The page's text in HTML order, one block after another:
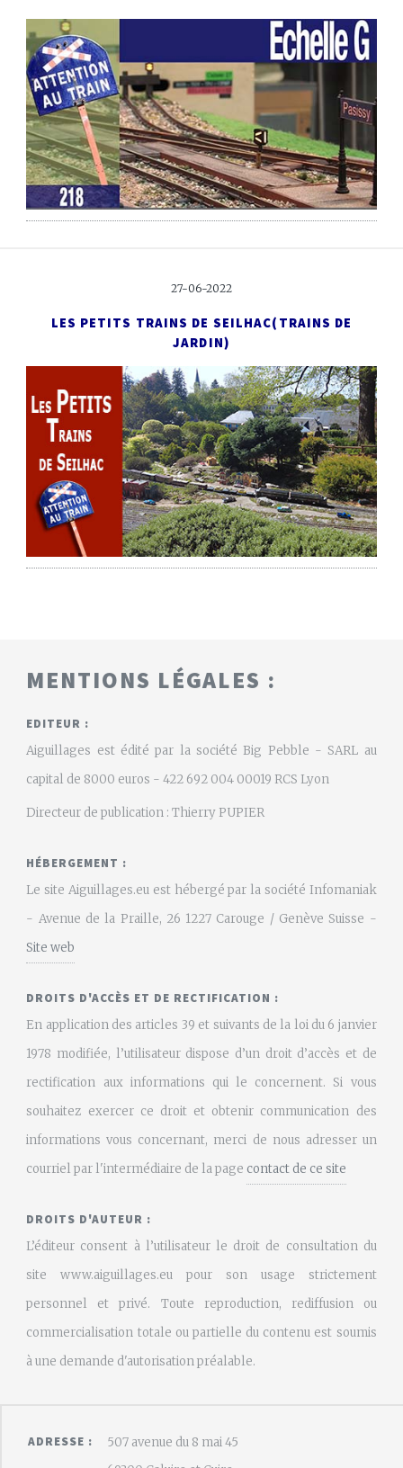
27-06-2022
LES PETITS TRAINS DE SEILHAC(TRAINS DE
JARDIN)
MENTIONS LÉGALES :
EDITEUR :
Aiguillages est édité par la société Big Pebble - SARL au
capital de 8000 euros - 422 692 004 00019 RCS Lyon
Directeur de publication : Thierry PUPIER
HÉBERGEMENT :
Le site Aiguillages.eu est hébergé par la société Infomaniak
- Avenue de la Praille, 26 1227 Carouge / Genève Suisse -
Site web
DROITS D'ACCÈS ET DE RECTIFICATION :
En application des articles 39 et suivants de la loi du 6 janvier
1978 modifiée, l’utilisateur dispose d’un droit d’accès et de
rectification aux informations qui le concernent. Si vous
souhaitez exercer ce droit et obtenir communication des
informations vous concernant, merci de nous adresser un
courriel par l'intermédiaire de la page contact de ce site
DROITS D'AUTEUR :
L’éditeur consent à l’utilisateur le droit de consultation du
site www.aiguillages.eu pour son usage strictement
personnel et privé. Toute reproduction, rediffusion ou
commercialisation totale ou partielle du contenu est soumis
à une demande d'autorisation préalable.
ADRESSE :
507 avenue du 8 mai 45